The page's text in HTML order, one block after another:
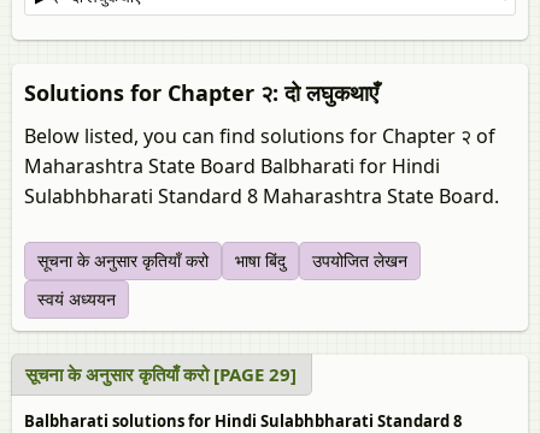
Solutions for Chapter २: दो लघुकथाएँ
Below listed, you can find solutions for Chapter २ of
Maharashtra State Board Balbharati for Hindi
Sulabhbharati Standard 8 Maharashtra State Board.
सूचना के अनुसार कृतियाँ करो भाषा बिंदु
उपयोजित लेखन
स्‍वयं अध्ययन
सूचना के अनुसार कृतियाँ करो [PAGE 29]
Balbharati solutions for Hindi Sulabhbharati Standard 8